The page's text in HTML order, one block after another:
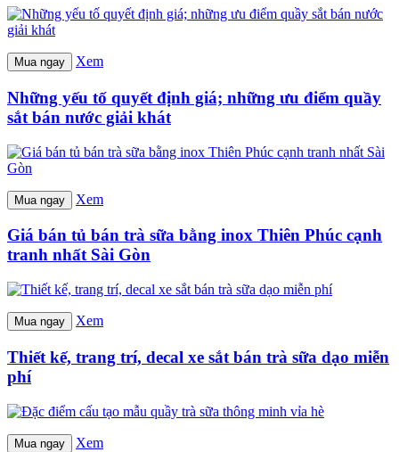
Mua ngay Xem
Những yếu tố quyết định giá; những ưu điểm quầy
sắt bán nước giải khát
Mua ngay Xem
Giá bán tủ bán trà sữa bằng inox Thiên Phúc cạnh
tranh nhất Sài Gòn
Mua ngay Xem
Thiết kế, trang trí, decal xe sắt bán trà sữa dạo miễn
phí
Mua ngay Xem